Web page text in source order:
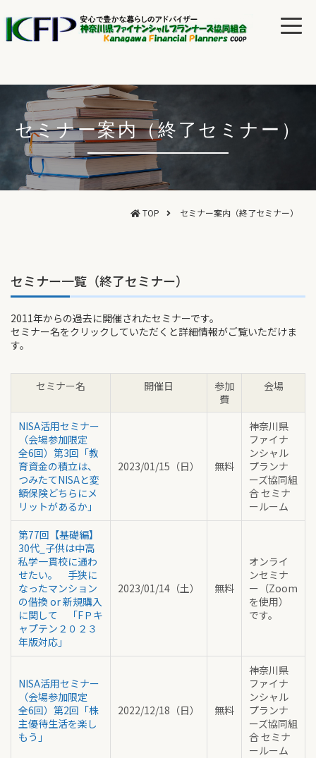
セミナー案内（終了セミナー）
TOP セミナー案内（終了セミナー）
セミナー一覧（終了セミナー）
2011年からの過去に開催されたセミナーです。
セミナー名をクリックしていただくと詳細情報がご覧いただけま
す。
セミナー名 開催日
参加
費
会場
NISA活用セミナー
（会場参加限定
全6回）第3回「教
育資金の積立は、
つみたてNISAと変
額保険どちらにメ
リットがあるか」
2023/01/15（日） 無料
神奈川県
ファイナ
ンシャル
プランナ
ーズ協同組
合 セミナ
ールーム
第77回【基礎編】
30代_子供は中高
私学一貫校に通わ
せたい。 手狭に
なったマンション
の借換 or 新規購入
に関して 「FＰキ
ャプテン２０２３
年版対応」
2023/01/14（土） 無料
オンライ
ンセミナ
ー（Zoom
を使用）
です。
NISA活用セミナー
（会場参加限定
全6回）第2回「株
主優待生活を楽し
もう」
2022/12/18（日） 無料
神奈川県
ファイナ
ンシャル
プランナ
ーズ協同組
合 セミナ
ールーム